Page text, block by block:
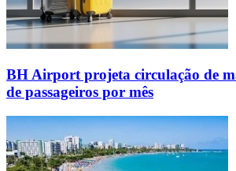
BH Airport projeta circulação de
de passageiros por mês